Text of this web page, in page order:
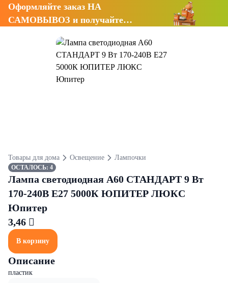
Оформляйте заказ НА
САМОВЫВОЗ и получайте
Товары для дома Освещение Лампочки
ОСТАЛОСЬ: 4
Лампа светодиодная A60 СТАНДАРТ 9 Вт
170-240В E27 5000К ЮПИТЕР ЛЮКС
Юпитер
3,46 
В корзину
Описание
пластик